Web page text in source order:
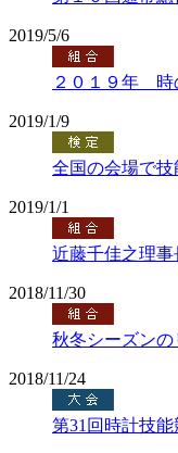
2019/5/6
２０１９年 時
2019/1/9
全国の会場で
2019/1/1
近藤千佳之理
2018/11/30
秋冬シーズン
2018/11/24
第31回時計技